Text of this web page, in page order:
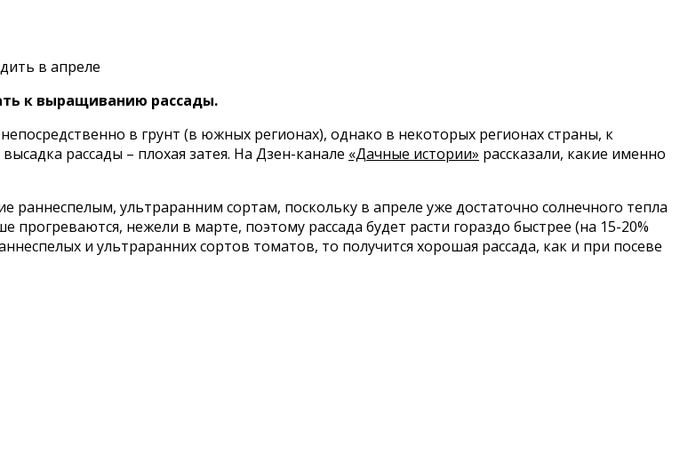
в апреле
к выращиванию рассады.
в грунт (в южных регионах), однако в некоторых регионах страны, к
рассады – плохая затея. На Дзен-канале «Дачные истории» рассказали, какие именно
раннеспелым, ультраранним сортам, поскольку в апреле уже достаточно солнечного тепла
нежели в марте, поэтому рассада будет расти гораздо быстрее (на 15-20%
и ультраранних сортов томатов, то получится хорошая рассада, как и при посеве